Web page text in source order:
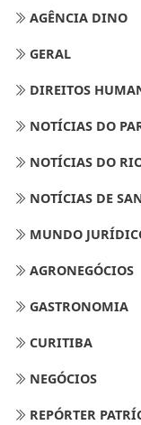
AGÊNCIA DINO
GERAL
DIREITOS
NOTÍCIAS DO
NOTÍCIAS DO
NOTÍCIAS DE
MUNDO
AGRONEGÓCIOS
GASTRONOMIA
CURITIBA
NEGÓCIOS
REPÓRTER